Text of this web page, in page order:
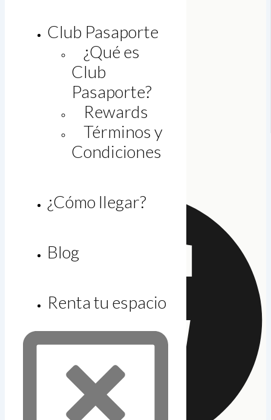
Club Pasaporte
¿Qué es
Club
Pasaporte?
Rewards
Términos y
Condiciones
¿Cómo llegar?
Blog
Renta tu espacio
Legal
Bolsa de trabajo